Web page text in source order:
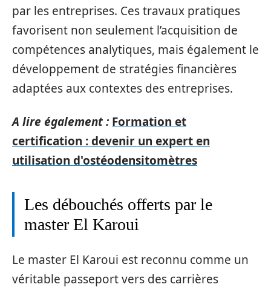
par les entreprises. Ces travaux pratiques
favorisent non seulement l’acquisition de
compétences analytiques, mais également le
développement de stratégies financières
adaptées aux contextes des entreprises.
A lire également : Formation et
certification : devenir un expert en
utilisation d'ostéodensitomètres
Les débouchés offerts par le
master El Karoui
Le master El Karoui est reconnu comme un
véritable passeport vers des carrières